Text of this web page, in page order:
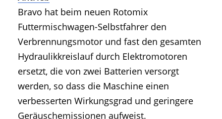
Bravo hat beim neuen Rotomix
Futtermischwagen-Selbstfahrer den
Verbrennungsmotor und fast den gesamten
Hydraulikkreislauf durch Elektromotoren
ersetzt, die von zwei Batterien versorgt
werden, so dass die Maschine einen
verbesserten Wirkungsgrad und geringere
Geräuschemissionen aufweist.